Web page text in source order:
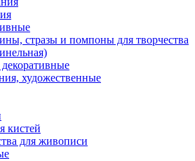
стразы и помпоны для творчества
художественные
кистей
для живописи